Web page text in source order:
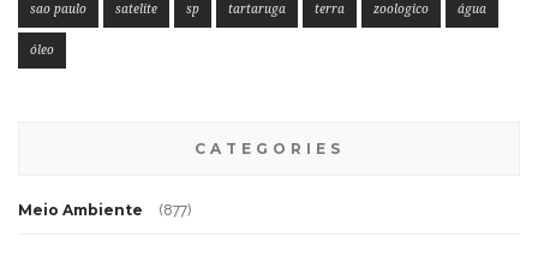
sao paulo satelite sp tartaruga terra zoologico água
óleo
CATEGORIES
Meio Ambiente (877)